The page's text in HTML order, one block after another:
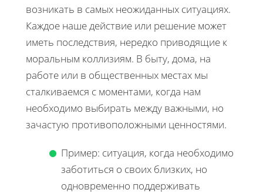
возникать в самых неожиданных ситуациях.
Каждое наше действие или решение может
иметь последствия, нередко приводящие к
моральным коллизиям. В быту, дома, на
работе или в общественных местах мы
сталкиваемся с моментами, когда нам
необходимо выбирать между важными, но
зачастую противоположными ценностями.
Пример: ситуация, когда необходимо
заботиться о своих близких, но
одновременно поддерживать